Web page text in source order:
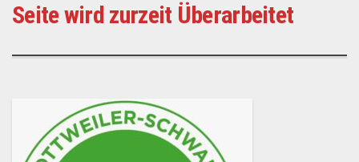
Seite wird zurzeit Überarbeitet